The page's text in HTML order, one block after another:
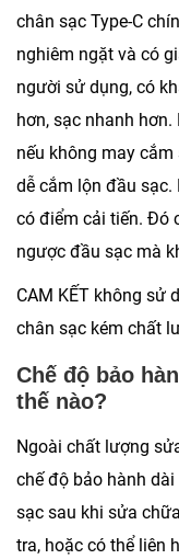
chân sạc Type-C
nghiêm ngặt và có
người sử dụng, có
hơn, sạc nhanh
nếu không may
dễ cắm lộn đầu sạc.
có điểm cải tiến. Đó
ngược đầu sạc mà
CAM KẾT không sử
chân sạc kém chất
Chế độ bảo
thế nào?
Ngoài chất lượng
chế độ bảo hành
sạc sau khi sửa
tra, hoặc có thể liên